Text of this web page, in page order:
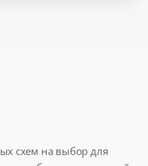
схем на выбор для